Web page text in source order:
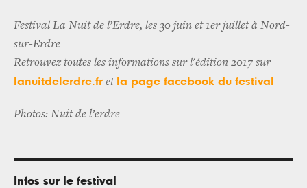
Festival La Nuit de l’Erdre, les 30 juin et 1er juillet à Nord-
sur-Erdre
Retrouvez toutes les informations sur l'édition 2017 sur
lanuitdelerdre.fr et la page facebook du festival
Photos: Nuit de l’erdre
Infos sur le festival